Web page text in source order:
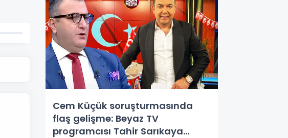
Cem Küçük soruşturmasında
flaş gelişme: Beyaz TV
programcısı Tahir Sarıkaya